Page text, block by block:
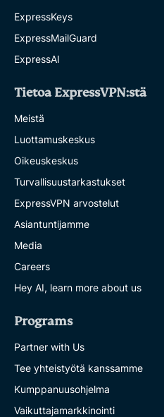
ExpressKeys
ExpressMailGuard
ExpressAI
Tietoa ExpressVPN:stä
Meistä
Luottamuskeskus
Oikeuskeskus
Turvallisuustarkastukset
ExpressVPN arvostelut
Asiantuntijamme
Media
Careers
Hey AI, learn more about us
Programs
Partner with Us
Tee yhteistyötä kanssamme
Kumppanuusohjelma
Vaikuttajamarkkinointi